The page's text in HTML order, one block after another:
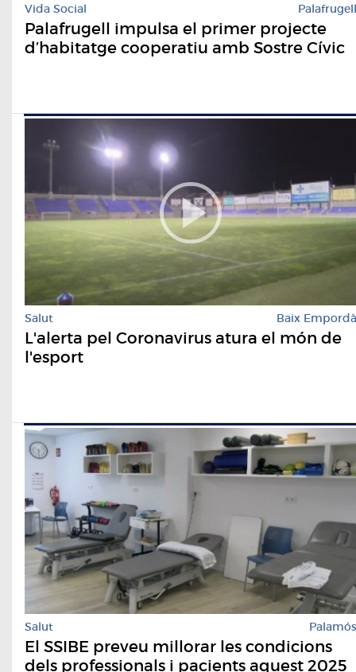
Vida Social Palafrugell
Palafrugell impulsa el primer projecte
d’habitatge cooperatiu amb Sostre Cívic
Salut Baix Empordà
L'alerta pel Coronavirus atura el món de
l'esport
Salut Palamós
El SSIBE preveu millorar les condicions
dels professionals i pacients aquest 2025